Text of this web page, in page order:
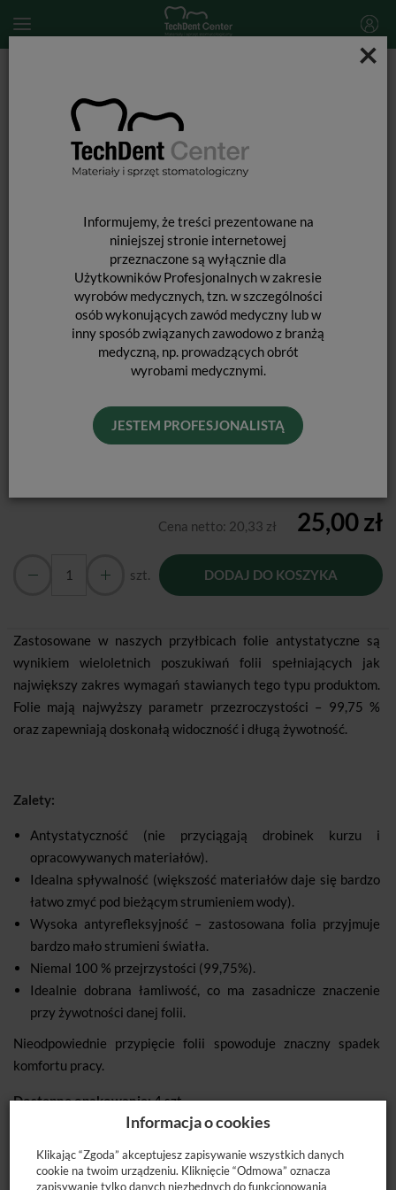
×
Informujemy, że treści prezentowane na
niniejszej stronie internetowej
przeznaczone są wyłącznie dla
Użytkowników Profesjonalnych w zakresie
wyrobów medycznych, tzn. w szczególności
osób wykonujących zawód medyczny lub w
inny sposób związanych zawodowo z branżą
medyczną, np. prowadzących obrót
wyrobami medycznymi.
JESTEM PROFESJONALISTĄ
FOLIE WYMIENNE DO PRZYŁBIC
COMFORT LIGHT / 4 SZT.
Cerkamed
Jest
Cena netto: 20,33 zł 25,00 zł
szt. DODAJ DO KOSZYKA
Zastosowane w naszych przyłbicach folie antystatyczne są
wynikiem wieloletnich poszukiwań folii spełniających jak
największy zakres wymagań stawianych tego typu produktom.
Folie mają najwyższy parametr przezroczystości – 99,75 %
oraz zapewniają doskonałą widoczność i długą żywotność.
Zalety:
Antystatyczność (nie przyciągają drobinek kurzu i
opracowywanych materiałów).
Idealna spływalność (większość materiałów daje się bardzo
łatwo zmyć pod bieżącym strumieniem wody).
Wysoka antyrefleksyjność – zastosowana folia przyjmuje
bardzo mało strumieni światła.
Niemal 100 % przejrzystości (99,75%).
Idealnie dobrana łamliwość, co ma zasadnicze znaczenie
przy żywotności danej folii.
Nieodpowiednie przypięcie folii spowoduje znaczny spadek
komfortu pracy.
Dostępne opakowanie:4 szt.
Informacja o cookies
Klikając “Zgoda” akceptujesz zapisywanie wszystkich danych
cookie na twoim urządzeniu. Kliknięcie “Odmowa” oznacza
zapisywanie tylko danych niezbędnych do funkcjonowania